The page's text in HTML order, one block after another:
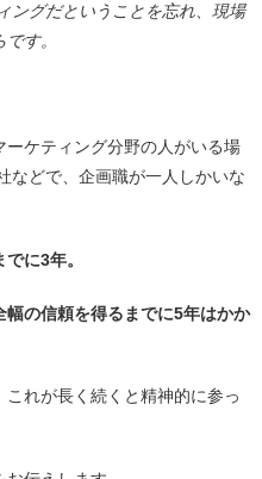
ングだということを忘れ、現場
す。
ケティング分野の人がいる場
などで、企画職が一人しかいな
に3年。
の信頼を得るまでに5年はかか
れが長く続くと精神的に参っ